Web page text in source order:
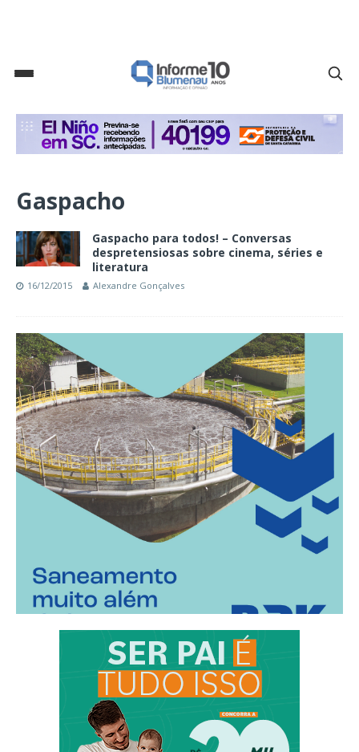
Gaspacho
Gaspacho para todos! – Conversas
despretensiosas sobre cinema, séries e
literatura
16/12/2015 Alexandre Gonçalves